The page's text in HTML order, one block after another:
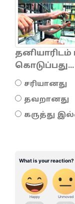
கொடுப்பது...
சரியானது
தவறானது
கருத்து